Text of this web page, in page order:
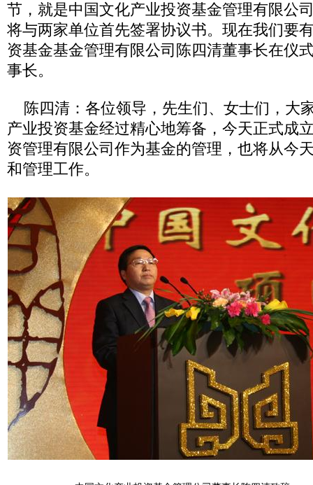
节，就是中国文化产业投资基金管理有限公
将与两家单位首先签署协议书。现在我们要
资基金基金管理有限公司陈四清董事长在仪
事长。
陈四清：各位领导，先生们、女士们，大
产业投资基金经过精心地筹备，今天正式成
资管理有限公司作为基金的管理，也将从今
和管理工作。